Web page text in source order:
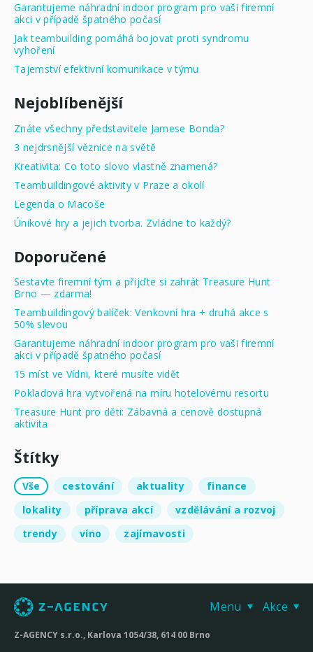
Garantujeme náhradní indoor program pro vaši firemní
akci v případě špatného počasí
Jak teambuilding pomáhá bojovat proti syndromu
vyhoření
Tajemství efektivní komunikace v týmu
Nejoblíbenější
Znáte všechny představitele Jamese Bonda?
3 nejdrsnější věznice na světě
Kreativita: Co toto slovo vlastně znamená?
Teambuildingové aktivity v Praze a okolí
Legenda o Macoše
Únikové hry a jejich tvorba. Zvládne to každý?
Doporučené
Sestavte firemní tým a přijďte si zahrát Treasure Hunt
Brno — zdarma!
Teambuildingový balíček: Venkovní hra + druhá akce s
50% slevou
Garantujeme náhradní indoor program pro vaši firemní
akci v případě špatného počasí
15 míst ve Vídni, které musíte vidět
Pokladová hra vytvořená na míru hotelovému resortu
Treasure Hunt pro děti: Zábavná a cenově dostupná
aktivita
Štítky
Vše cestování aktuality
finance
lokality
příprava akcí
vzdělávání a rozvoj
trendy
víno zajímavosti
Menu Akce
Z-AGENCY s.r.o., Karlova 1054/38, 614 00 Brno